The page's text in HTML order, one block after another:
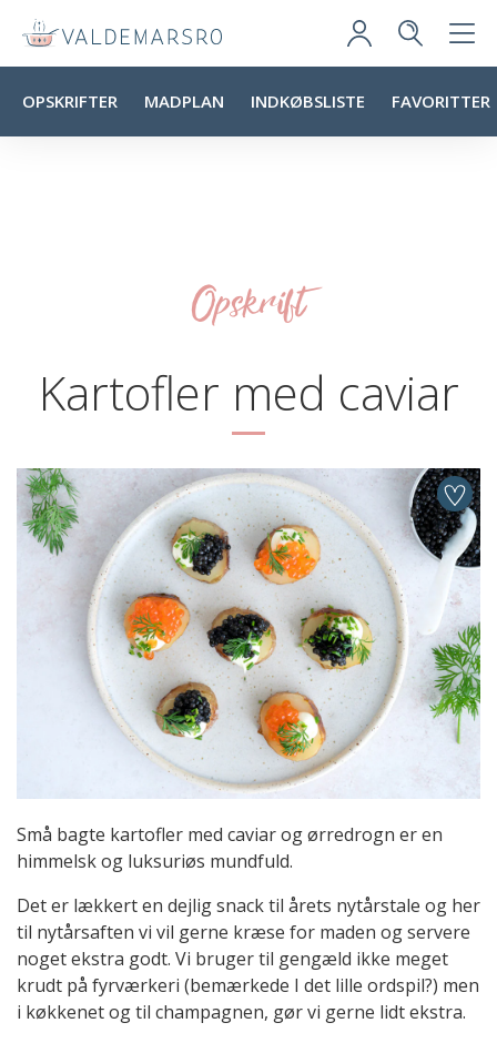
OPSKRIFTER MADPLAN INDKØBSLISTE FAVORITTER
Opskrift
Kartofler med caviar
Små bagte kartofler med caviar og ørredrogn er en
himmelsk og luksuriøs mundfuld.
Det er lækkert en dejlig snack til årets nytårstale og her
til nytårsaften vi vil gerne kræse for maden og servere
noget ekstra godt. Vi bruger til gengæld ikke meget
krudt på fyrværkeri (bemærkede I det lille ordspil?) men
i køkkenet og til champagnen, gør vi gerne lidt ekstra.